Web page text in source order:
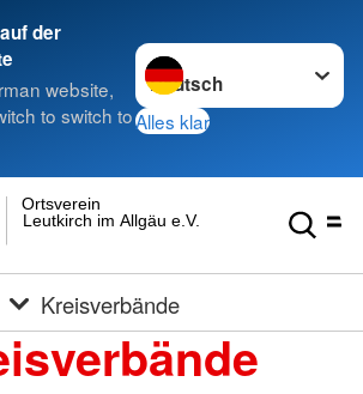
der
website,
to switch to
Sprache wechseln zu
Alles klar
Leutkirch im Allgäu e.V.
Ortsverein
Kreisverbände